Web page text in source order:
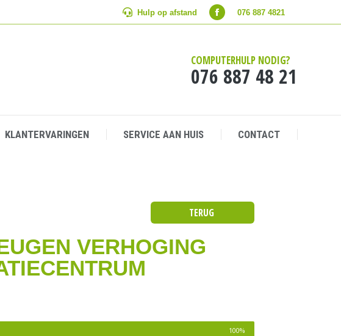
Hulp op afstand 076 887 4821
COMPUTERHULP NODIG?
076 887 48 21
KLANTERVARINGEN SERVICE AAN HUIS CONTACT
TERUG
VERHOGING
100%
Hulp op afstand 076 887 4821